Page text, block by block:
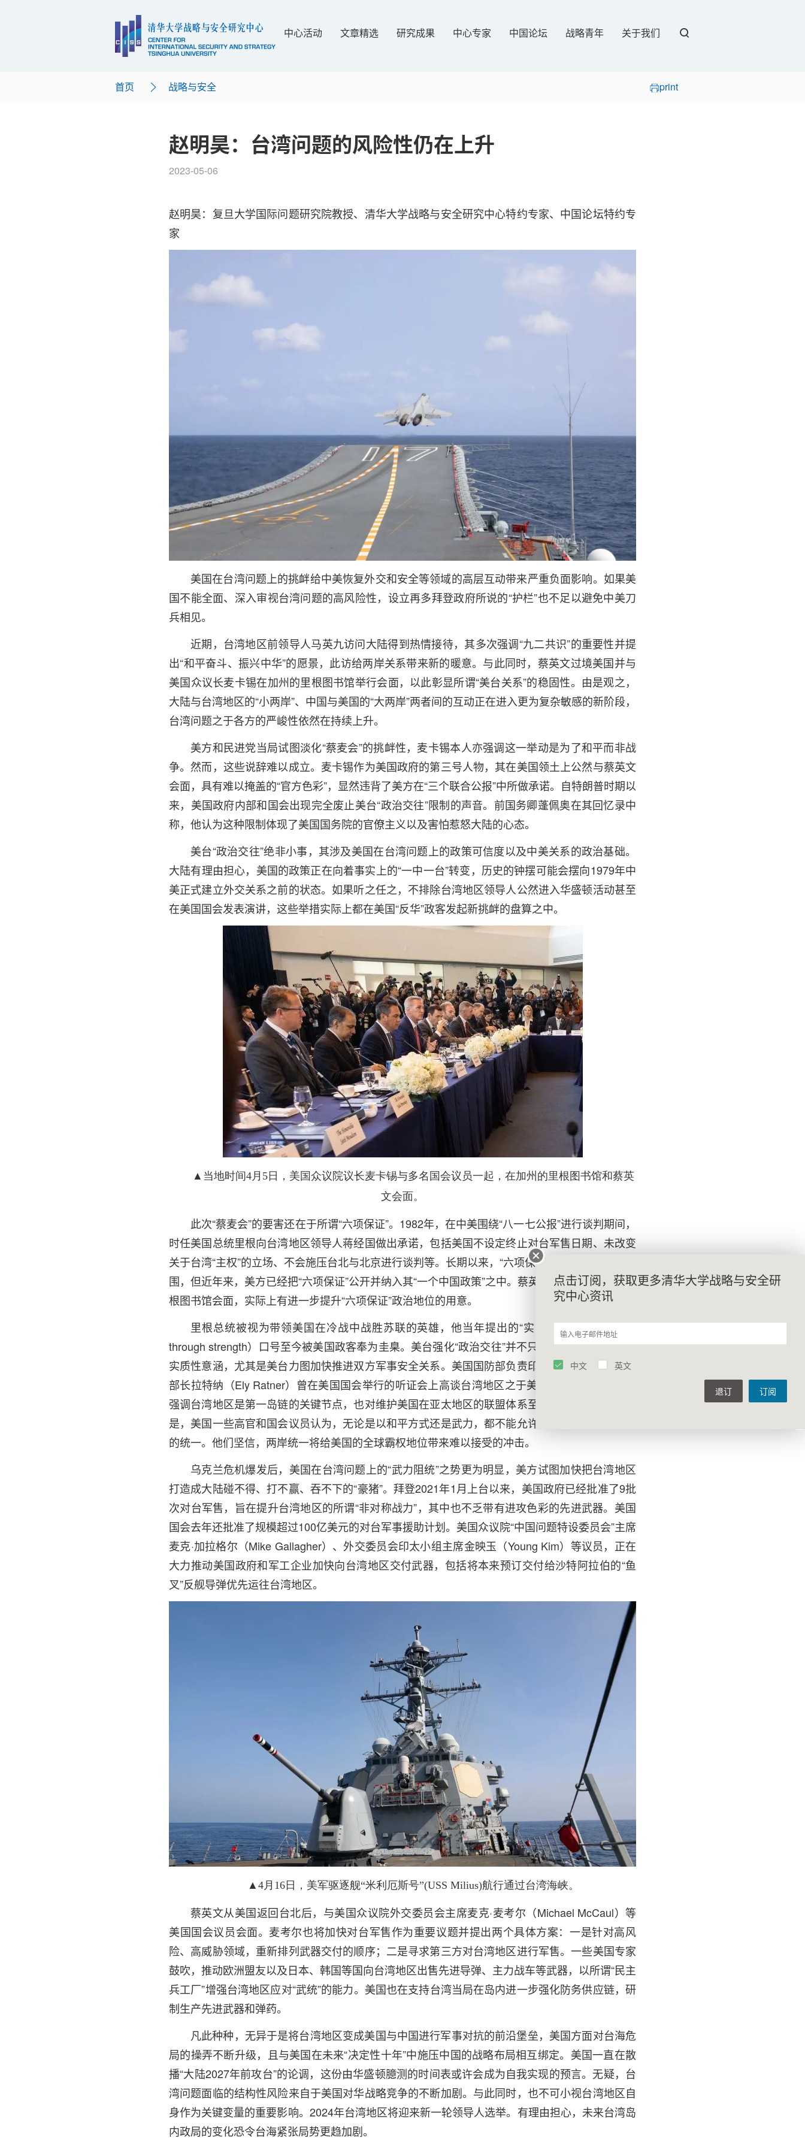
中心活动 文章精选 研究成果 中心专家 中国论坛 战略青年 关于我们
首页 战略与安全 print
赵明昊：台湾问题的风险性仍在上升
2023-05-06
赵明昊：复旦大学国际问题研究院教授、清华大学战略与安全研究中心特约专家、中国论坛特约专
家
美国在台湾问题上的挑衅给中美恢复外交和安全等领域的高层互动带来严重负面影响。如果美
国不能全面、深入审视台湾问题的高风险性，设立再多拜登政府所说的“护栏”也不足以避免中美刀
兵相见。
近期，台湾地区前领导人马英九访问大陆得到热情接待，其多次强调“九二共识”的重要性并提
出“和平奋斗、振兴中华”的愿景，此访给两岸关系带来新的暖意。与此同时，蔡英文过境美国并与
美国众议长麦卡锡在加州的里根图书馆举行会面，以此彰显所谓“美台关系”的稳固性。由是观之，
大陆与台湾地区的“小两岸”、中国与美国的“大两岸”两者间的互动正在进入更为复杂敏感的新阶段，
台湾问题之于各方的严峻性依然在持续上升。
美方和民进党当局试图淡化“蔡麦会”的挑衅性，麦卡锡本人亦强调这一举动是为了和平而非战
争。然而，这些说辞难以成立。麦卡锡作为美国政府的第三号人物，其在美国领土上公然与蔡英文
会面，具有难以掩盖的“官方色彩”，显然违背了美方在“三个联合公报”中所做承诺。自特朗普时期以
来，美国政府内部和国会出现完全废止美台“政治交往”限制的声音。前国务卿蓬佩奥在其回忆录中
称，他认为这种限制体现了美国国务院的官僚主义以及害怕惹怒大陆的心态。
美台“政治交往”绝非小事，其涉及美国在台湾问题上的政策可信度以及中美关系的政治基础。
大陆有理由担心，美国的政策正在向着事实上的“一中一台”转变，历史的钟摆可能会摆向1979年中
美正式建立外交关系之前的状态。如果听之任之，不排除台湾地区领导人公然进入华盛顿活动甚至
在美国国会发表演讲，这些举措实际上都在美国“反华”政客发起新挑衅的盘算之中。
▲当地时间4月5日，美国众议院议长麦卡锡与多名国会议员一起，在加州的里根图书馆和蔡英
文会面。
此次“蔡麦会”的要害还在于所谓“六项保证”。1982年，在中美围绕“八一七公报”进行谈判期间，
时任美国总统里根向台湾地区领导人蒋经国做出承诺，包括美国不设定终止对台军售日期、未改变
关于台湾“主权”的立场、不会施压台北与北京进行谈判等。长期以来，“六项保证”属于美国的保密范
围，但近年来，美方已经把“六项保证”公开并纳入其“一个中国政策”之中。蔡英文和麦卡锡选择在里
根图书馆会面，实际上有进一步提升“六项保证”政治地位的用意。
里根总统被视为带领美国在冷战中战胜苏联的英雄，他当年提出的“实力带来和平”（peace
through strength）口号至今被美国政客奉为圭臬。美台强化“政治交往”并不只是象征性的，而是有
实质性意涵，尤其是美台力图加快推进双方军事安全关系。美国国防部负责印太和中国事务的助理
部长拉特纳（Ely Ratner）曾在美国国会举行的听证会上高谈台湾地区之于美国的军事战略意义，
强调台湾地区是第一岛链的关键节点，也对维护美国在亚太地区的联盟体系至关重要。值得警惕的
是，美国一些高官和国会议员认为，无论是以和平方式还是武力，都不能允许大陆实现与台湾地区
的统一。他们坚信，两岸统一将给美国的全球霸权地位带来难以接受的冲击。
乌克兰危机爆发后，美国在台湾问题上的“武力阻统”之势更为明显，美方试图加快把台湾地区
打造成大陆碰不得、打不赢、吞不下的“豪猪”。拜登2021年1月上台以来，美国政府已经批准了9批
次对台军售，旨在提升台湾地区的所谓“非对称战力”，其中也不乏带有进攻色彩的先进武器。美国
国会去年还批准了规模超过100亿美元的对台军事援助计划。美国众议院“中国问题特设委员会”主席
麦克·加拉格尔（Mike Gallagher）、外交委员会印太小组主席金映玉（Young Kim）等议员，正在
大力推动美国政府和军工企业加快向台湾地区交付武器，包括将本来预订交付给沙特阿拉伯的“鱼
叉”反舰导弹优先运往台湾地区。
▲4月16日，美军驱逐舰“米利厄斯号”(USS Milius)航行通过台湾海峡。
蔡英文从美国返回台北后，与美国众议院外交委员会主席麦克·麦考尔（Michael McCaul）等
美国国会议员会面。麦考尔也将加快对台军售作为重要议题并提出两个具体方案：一是针对高风
险、高威胁领域，重新排列武器交付的顺序；二是寻求第三方对台湾地区进行军售。一些美国专家
鼓吹，推动欧洲盟友以及日本、韩国等国向台湾地区出售先进导弹、主力战车等武器，以所谓“民主
兵工厂”增强台湾地区应对“武统”的能力。美国也在支持台湾当局在岛内进一步强化防务供应链，研
制生产先进武器和弹药。
凡此种种，无异于是将台湾地区变成美国与中国进行军事对抗的前沿堡垒，美国方面对台海危
局的操弄不断升级，且与美国在未来“决定性十年”中施压中国的战略布局相互绑定。美国一直在散
播“大陆2027年前攻台”的论调，这份由华盛顿臆测的时间表或许会成为自我实现的预言。无疑，台
湾问题面临的结构性风险来自于美国对华战略竞争的不断加剧。与此同时，也不可小视台湾地区自
身作为关键变量的重要影响。2024年台湾地区将迎来新一轮领导人选举。有理由担心，未来台湾岛
内政局的变化恐令台海紧张局势更趋加剧。
点击订阅，获取更多清华大学战略与安全研
究中心资讯
中文 英文
订阅
退订